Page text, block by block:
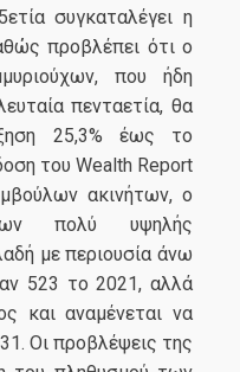
συγκαταλέγει η
προβλέπει ότι ο
που ήδη
πενταετία, θα
25,3% έως το
του Wealth Report
ακινήτων, ο
πολύ υψηλής
με περιουσία άνω
523 το 2021, αλλά
και αναμένεται να
Οι προβλέψεις της